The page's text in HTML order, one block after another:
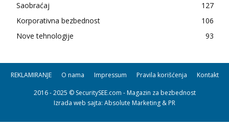
Saobraćaj
127
Korporativna bezbednost
106
Nove tehnologije
93
REKLAMIRANJE O nama Impressum Pravila korišćenja Kontakt
2016 - 2025 © SecuritySEE.com - Magazin za bezbednost
Izrada web sajta: Absolute Marketing & PR